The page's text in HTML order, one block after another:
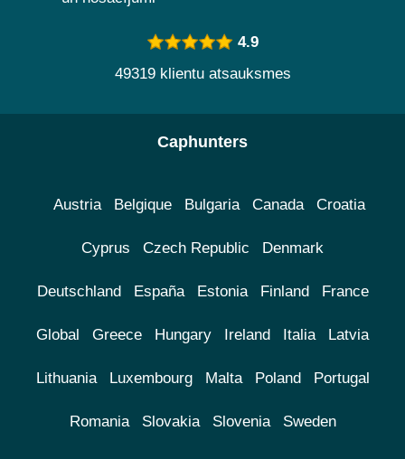
4.9
49319 klientu atsauksmes
Caphunters
Austria Belgique Bulgaria Canada Croatia
Cyprus Czech Republic Denmark
Deutschland España Estonia Finland France
Global Greece Hungary Ireland Italia Latvia
Lithuania Luxembourg Malta Poland Portugal
Romania Slovakia Slovenia Sweden